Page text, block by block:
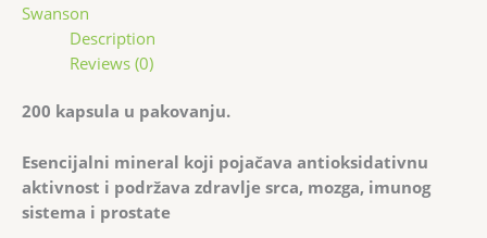
Swanson
Description
Reviews (0)
200 kapsula u pakovanju.
Esencijalni mineral koji pojačava antioksidativnu
aktivnost i podržava zdravlje srca, mozga, imunog
sistema i prostate